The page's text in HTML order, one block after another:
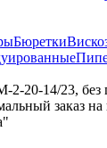
Бюретки
2-20-14/23,